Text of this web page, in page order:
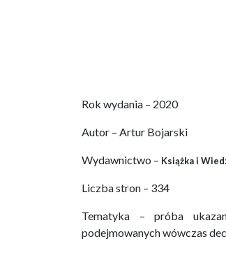
Rok wydania – 2020
Autor – Artur Bojarski
Wydawnictwo – Książka i
Liczba stron – 334
Tematyka – próba
podejmowanych wówczas